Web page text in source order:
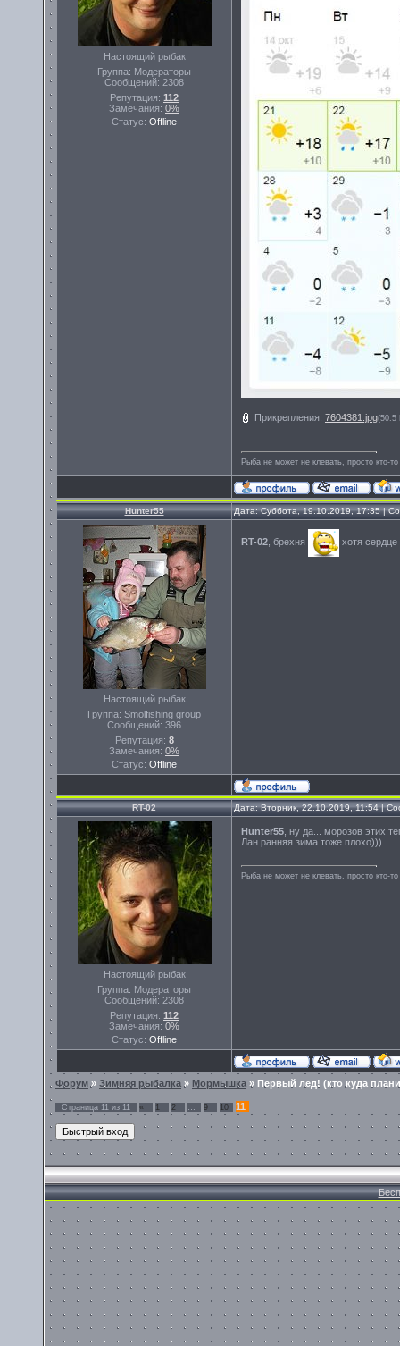
Настоящий рыбак
Группа: Модераторы
Сообщений: 2308
Репутация: 112
Замечания: 0%
Статус: Offline
Прикрепления: 7604381.jpg(50.5
Рыба не может не клевать, просто кто-
Hunter55 Дата: Суббота, 19.10.2019, 17:35 |
Настоящий рыбак
Группа: Smolfishing group
Сообщений: 396
Репутация: 8
Замечания: 0%
Статус: Offline
RT-02 , брехня хотя сердце
RT-02 Дата: Вторник, 22.10.2019, 11:54 |
Настоящий рыбак
Группа: Модераторы
Сообщений: 2308
Репутация: 112
Замечания: 0%
Статус: Offline
Hunter55 , ну да... морозов этих
Лан ранняя зима тоже плохо)))
Рыба не может не клевать, просто кто-
Форум » Зимняя рыбалка » Мормышка » Первый лед! (кто куда
Страница 11 из 11 « 1 2 … 9 10 11